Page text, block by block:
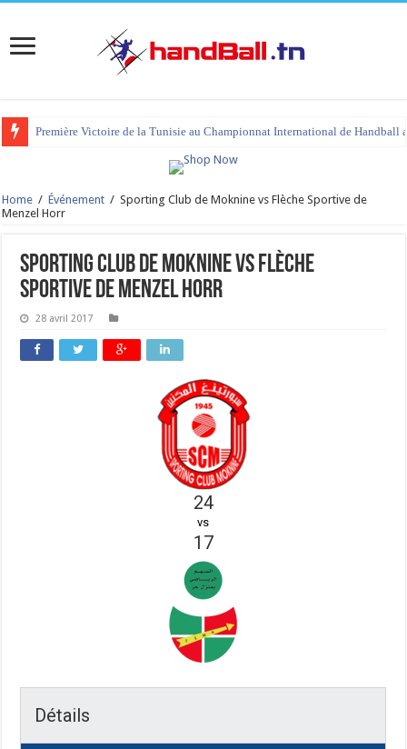
Première Victoire de la Tunisie au Championnat International de Handball
tournoi international Hammamet 2023 : programme et liste des joueurs
Home / Événement / Sporting Club de Moknine vs Flèche Sportive de
Menzel Horr
Sporting Club de Moknine vs Flèche
Sportive de Menzel Horr
28 avril 2017
24
vs
17
Détails